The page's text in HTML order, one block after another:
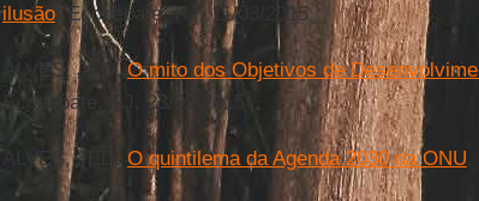
ilusão, Ecodebate, RJ, 11/03/2015
ALVES, JED.O mito dos Objetivos de
Ecodebate, RJ, 23/09/2015
ALVES, JED. O quintilema da Agenda 2030 da ONU